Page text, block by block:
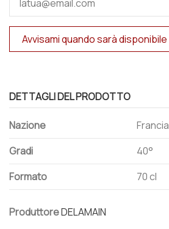
DETTAGLI DEL PRODOTTO
Nazione
Francia
Gradi
40°
Formato
70 cl
ProduttoreDELAMAIN